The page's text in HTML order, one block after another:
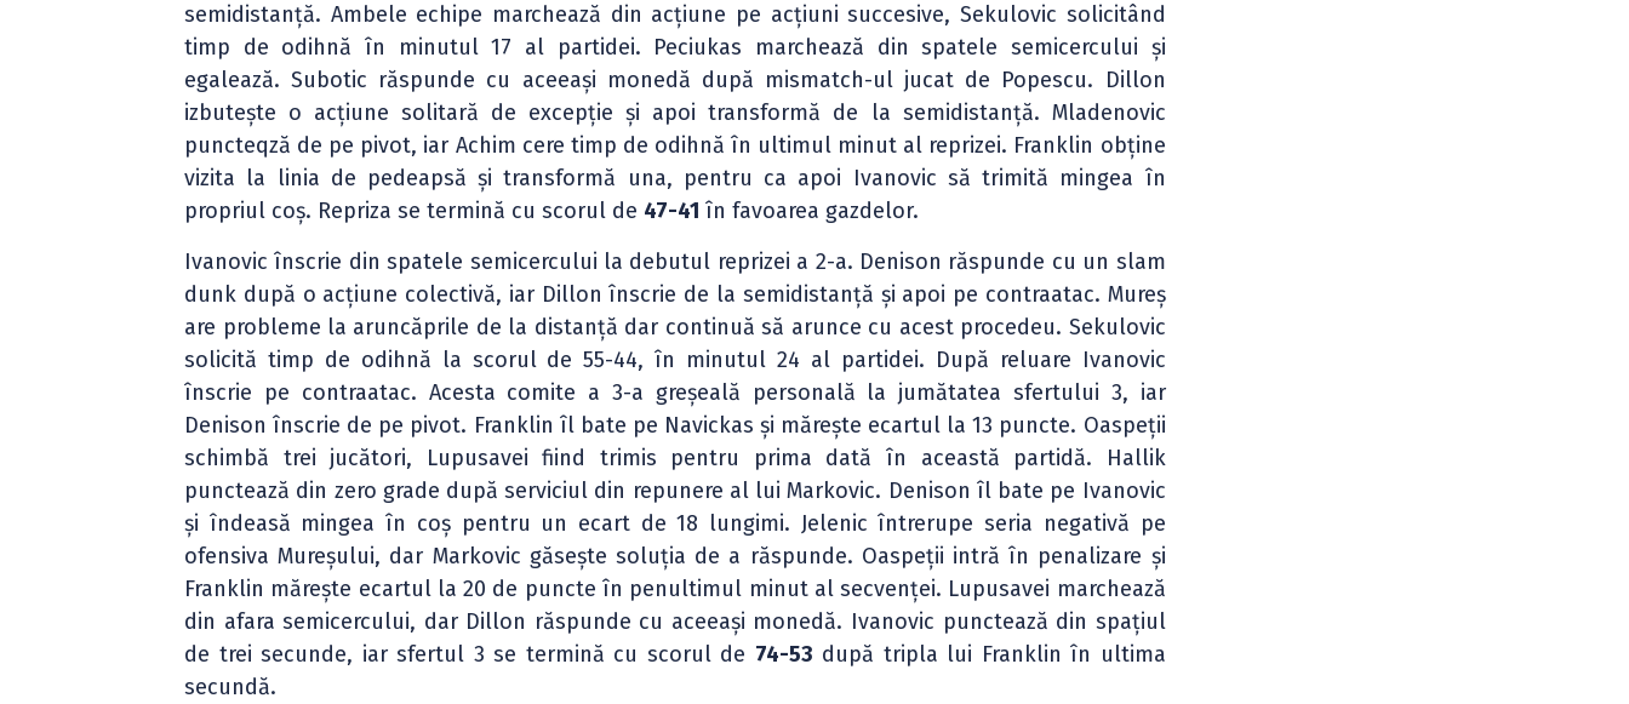
semidistanță. Ambele echipe marchează din acțiune pe acțiuni succesive, Sekulovic solicitând
timp de odihnă în minutul 17 al partidei. Peciukas marchează din spatele semicercului și
egalează. Subotic răspunde cu aceeași monedă după mismatch-ul jucat de Popescu. Dillon
izbutește o acțiune solitară de excepție și apoi transformă de la semidistanță. Mladenovic
puncteqză de pe pivot, iar Achim cere timp de odihnă în ultimul minut al reprizei. Franklin obține
vizita la linia de pedeapsă și transformă una, pentru ca apoi Ivanovic să trimită mingea în
propriul coș. Repriza se termină cu scorul de 47-41 în favoarea gazdelor.
Ivanovic înscrie din spatele semicercului la debutul reprizei a 2-a. Denison răspunde cu un slam
dunk după o acțiune colectivă, iar Dillon înscrie de la semidistanță și apoi pe contraatac. Mureș
are probleme la aruncăprile de la distanță dar continuă să arunce cu acest procedeu. Sekulovic
solicită timp de odihnă la scorul de 55-44, în minutul 24 al partidei. După reluare Ivanovic
înscrie pe contraatac. Acesta comite a 3-a greșeală personală la jumătatea sfertului 3, iar
Denison înscrie de pe pivot. Franklin îl bate pe Navickas și mărește ecartul la 13 puncte. Oaspeții
schimbă trei jucători, Lupusavei fiind trimis pentru prima dată în această partidă. Hallik
punctează din zero grade după serviciul din repunere al lui Markovic. Denison îl bate pe Ivanovic
și îndeasă mingea în coș pentru un ecart de 18 lungimi. Jelenic întrerupe seria negativă pe
ofensiva Mureșului, dar Markovic găsește soluția de a răspunde. Oaspeții intră în penalizare și
Franklin mărește ecartul la 20 de puncte în penultimul minut al secvenței. Lupusavei marchează
din afara semicercului, dar Dillon răspunde cu aceeași monedă. Ivanovic punctează din spațiul
de trei secunde, iar sfertul 3 se termină cu scorul de 74-53 după tripla lui Franklin în ultima
secundă.